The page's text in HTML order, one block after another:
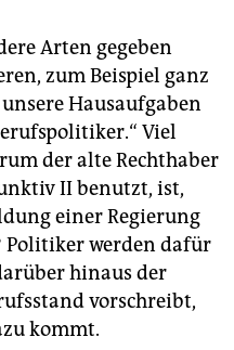
Arten gegeben
zum Beispiel ganz
Hausaufgaben
Viel
der alte Rechthaber
II benutzt, ist,
einer Regierung
werden dafür
hinaus der
vorschreibt,
kommt.